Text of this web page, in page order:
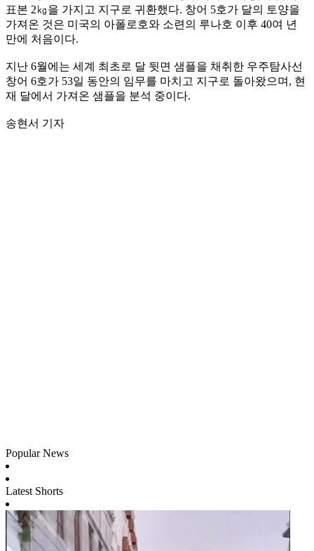
표본 2㎏을 가지고 지구로 귀환했다. 창어 5호가 달의 토양을
가져온 것은 미국의 아폴로호와 소련의 루나호 이후 40여 년
만에 처음이다.
지난 6월에는 세계 최초로 달 뒷면 샘플을 채취한 우주탐사선
창어 6호가 53일 동안의 임무를 마치고 지구로 돌아왔으며, 현
재 달에서 가져온 샘플을 분석 중이다.
송현서 기자
Popular News
Latest Shorts